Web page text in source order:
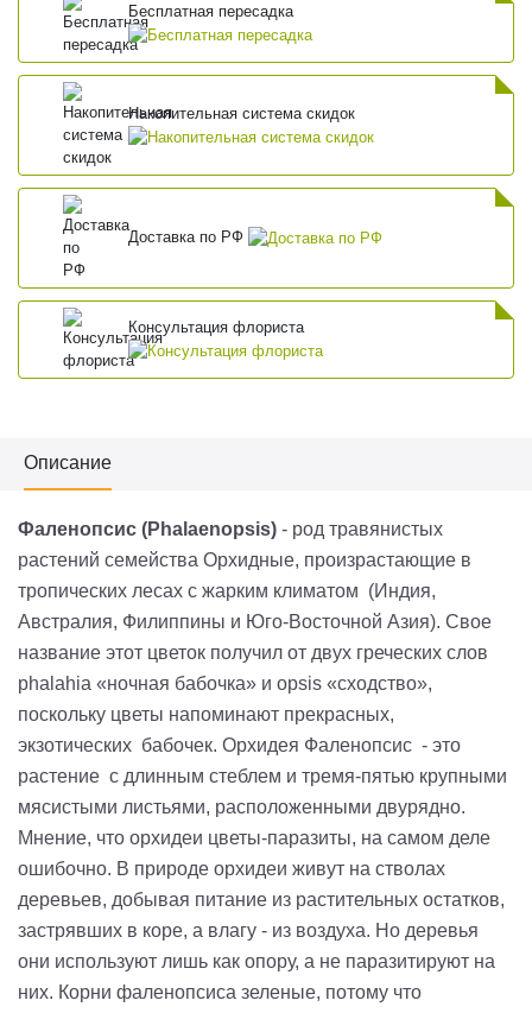
Бесплатная пересадка
Накопительная система скидок
Доставка по РФ
Консультация флориста
Описание
Фаленопсис (Phalaenopsis) - род травянистых
растений семейства Орхидные, произрастающие в
тропических лесах с жарким климатом (Индия,
Австралия, Филиппины и Юго-Восточной Азия). Свое
название этот цветок получил от двух греческих слов
phalahia «ночная бабочка» и opsis «сходство»,
поскольку цветы напоминают прекрасных,
экзотических бабочек. Орхидея Фаленопсис - это
растение с длинным стеблем и тремя-пятью крупными
мясистыми листьями, расположенными двурядно.
Мнение, что орхидеи цветы-паразиты, на самом деле
ошибочно. В природе орхидеи живут на стволах
деревьев, добывая питание из растительных остатков,
застрявших в коре, а влагу - из воздуха. Но деревья
они используют лишь как опору, а не паразитируют на
них. Корни фаленопсиса зеленые, потому что